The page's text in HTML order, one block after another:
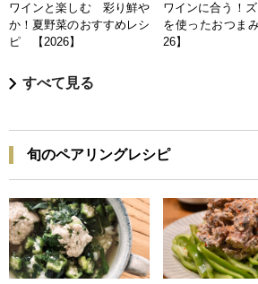
ワインと楽しむ 彩り鮮や
か！夏野菜のおすすめレシ
ピ 【2026】
ワインに合う！
を使ったおつま
26】
すべて見る
旬のペアリングレシピ